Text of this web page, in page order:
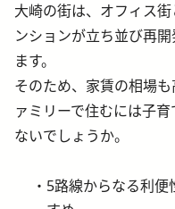
大崎の街は、オフィス
ンションが立ち並び再
ます。
そのため、家賃の相場
ァミリーで住むには子
ないでしょうか。
5路線からなる利